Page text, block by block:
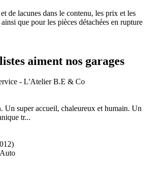
de lacunes dans le contenu, les prix et les
que pour les pièces détachées en rupture
aiment nos garages
- L'Atelier B.E & Co
Un super accueil, chaleureux et humain. Un
tr...